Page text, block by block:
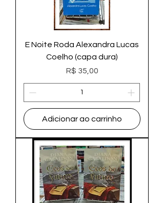
E Noite Roda Alexandra Lucas
Coelho (capa dura)
Preço
R$ 35,00
Adicionar ao carrinho